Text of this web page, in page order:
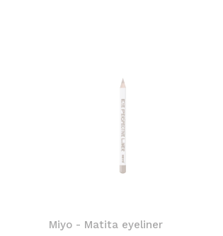
Miyo - Matita eyeliner